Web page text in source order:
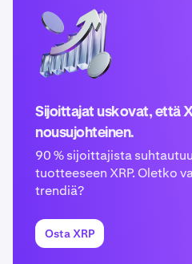
Sijoittajat uskovat, että
nousujohteinen.
90 % sijoittajista
tuotteeseen XRP. Oletko
trendiä?
Osta XRP